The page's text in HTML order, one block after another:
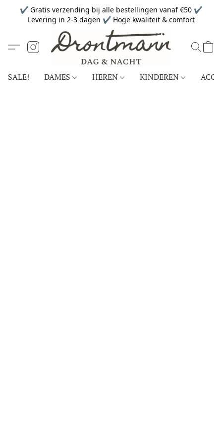
✔ Gratis verzending bij alle bestellingen vanaf €50 ✔
Levering in 2-3 dagen ✔ Hoge kwaliteit & comfort
SALE! DAMES HEREN KINDEREN